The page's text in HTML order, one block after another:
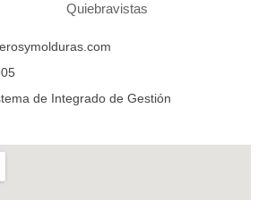
Quiebravistas
de Integrado de Gestión